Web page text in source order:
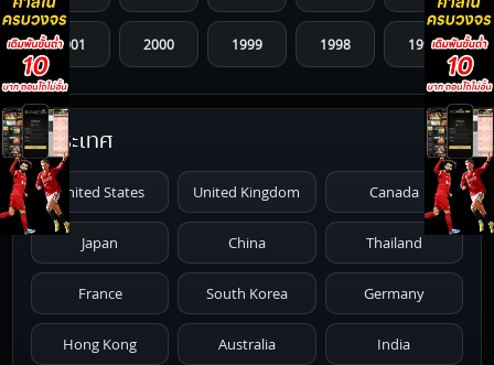
2001 2000 1999 1998 1997
1996 1995 1994 1993 1992
1991 1987
1986 1985 1984 1983 1982
1981 1980 1979 1978 1977
1976 1975 1974 1973 1972
ประเทศ
United States United Kingdom Canada
Japan China Thailand
France South Korea Germany
Hong Kong Australia India